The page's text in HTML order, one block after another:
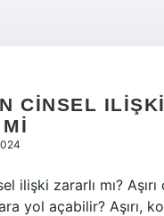
CINSEL
ilişki zararlı mı?
yol açabilir? Aşırı,